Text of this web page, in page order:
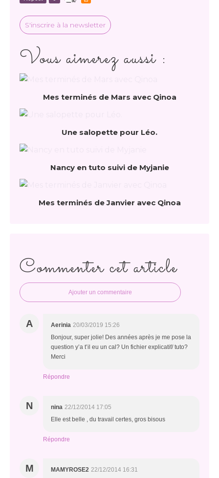
S'inscrire à la newsletter
Vous aimerez aussi :
Mes terminés de Mars avec Qinoa
Une salopette pour Léo.
Nancy en tuto suivi de Myjanie
Mes terminés de Janvier avec Qinoa
Commenter cet article
Ajouter un commentaire
A Aerinia 20/03/2019 15:26
Bonjour, super jolie! Des années après je me pose la
question y’a t’il eu un cal? Un fichier explicatif/ tuto?
Merci
Répondre
N nina 22/12/2014 17:05
Elle est belle , du travail certes, gros bisous
Répondre
M MAMYROSE2 22/12/2014 16:31